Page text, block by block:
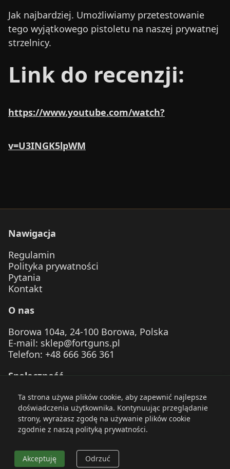
Jak najbardziej. Umożliwiamy przetestowanie
tego wyjątkowego pistoletu na naszej prywatnej
strzelnicy.
Link do recenzji:
https://www.youtube.com/watch?
v=U3INGK5lpWM
Nawigacja
Regulamin
Polityka prywatności
Pytania
Kontakt
O nas
Borowa 104a, 24-100 Borowa, Polska
E-mail: sklep@fortguns.pl
Telefon: +48 666 366 361
Społeczność
odpowiedzialnie.
Ta strona używa plików cookie, aby zapewnić najlepsze
doświadczenia użytkownika. Kontynuując przeglądanie
strony, wyrażasz zgodę na używanie plików cookie
zgodnie z naszą polityką prywatności.
Akceptuję Odrzuć